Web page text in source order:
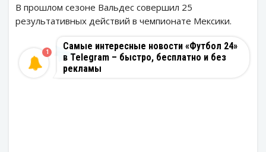
В прошлом сезоне Вальдес совершил 25
результативных действий в чемпионате Мексики.
Самые интересные новости «Футбол 24»
в Telegram – быстро, бесплатно и без
рекламы
1